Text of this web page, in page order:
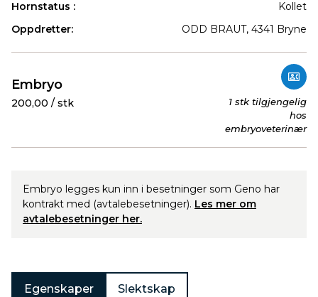
Hornstatus :
Kollet
Oppdretter:
ODD BRAUT, 4341 Bryne
Embryo
200,00 / stk
1 stk tilgjengelig
hos
embryoveterinær
Embryo legges kun inn i besetninger som Geno har
kontrakt med (avtalebesetninger). Les mer om
avtalebesetninger her.
Egenskaper Slektskap